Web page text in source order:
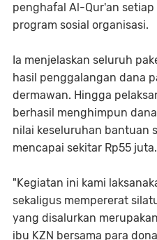
penghafal Al-Qur'an
program sosial organisasi.
Ia menjelaskan seluruh
hasil penggalangan dana
dermawan. Hingga
berhasil menghimpun
nilai keseluruhan bantuan
mencapai sekitar Rp55 juta.
"Kegiatan ini kami
sekaligus mempererat
yang disalurkan
ibu KZN bersama para